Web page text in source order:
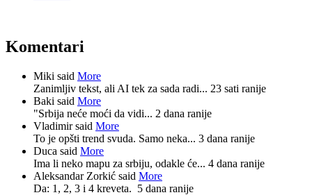
Komentari
Miki said More
Zanimljiv tekst, ali AI tek za sada radi... 23 sati ranije
Baki said More
"Srbija neće moći da vidi... 2 dana ranije
Vladimir said More
To je opšti trend svuda. Samo neka... 3 dana ranije
Duca said More
Ima li neko mapu za srbiju, odakle će... 4 dana ranije
Aleksandar Zorkić said More
Da: 1, 2, 3 i 4 kreveta. 5 dana ranije